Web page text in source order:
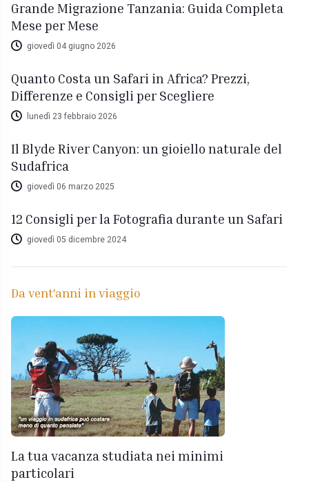
Grande Migrazione Tanzania: Guida Completa
Mese per Mese
giovedì 04 giugno 2026
Quanto Costa un Safari in Africa? Prezzi,
Differenze e Consigli per Scegliere
lunedì 23 febbraio 2026
Il Blyde River Canyon: un gioiello naturale del
Sudafrica
giovedì 06 marzo 2025
12 Consigli per la Fotografia durante un Safari
giovedì 05 dicembre 2024
Da vent'anni in viaggio
La tua vacanza studiata nei minimi
particolari